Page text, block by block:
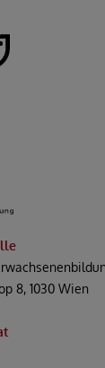
8, 1030 Wien